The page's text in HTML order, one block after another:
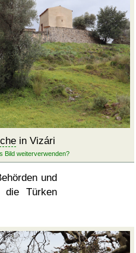
in Vizári
und
die Türken